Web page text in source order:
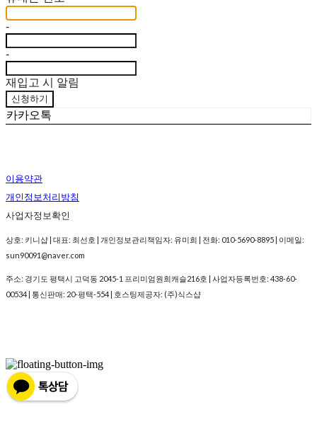
-
-
재입고 시 알림
신청하기
카카오톡
이용약관
개인정보처리방침
사업자정보확인
상호: 키니샵 | 대표: 최선호 | 개인정보관리책임자: 유미희 | 전화: 010-5690-8895 | 이메일:
sun90091@naver.com
주소: 경기도 평택시 고덕동 2045-1 프리미엄원희캐슬216호 | 사업자등록번호: 438-60-
00534 | 통신판매: 20-평택-554 | 호스팅제공자: (주)식스샵